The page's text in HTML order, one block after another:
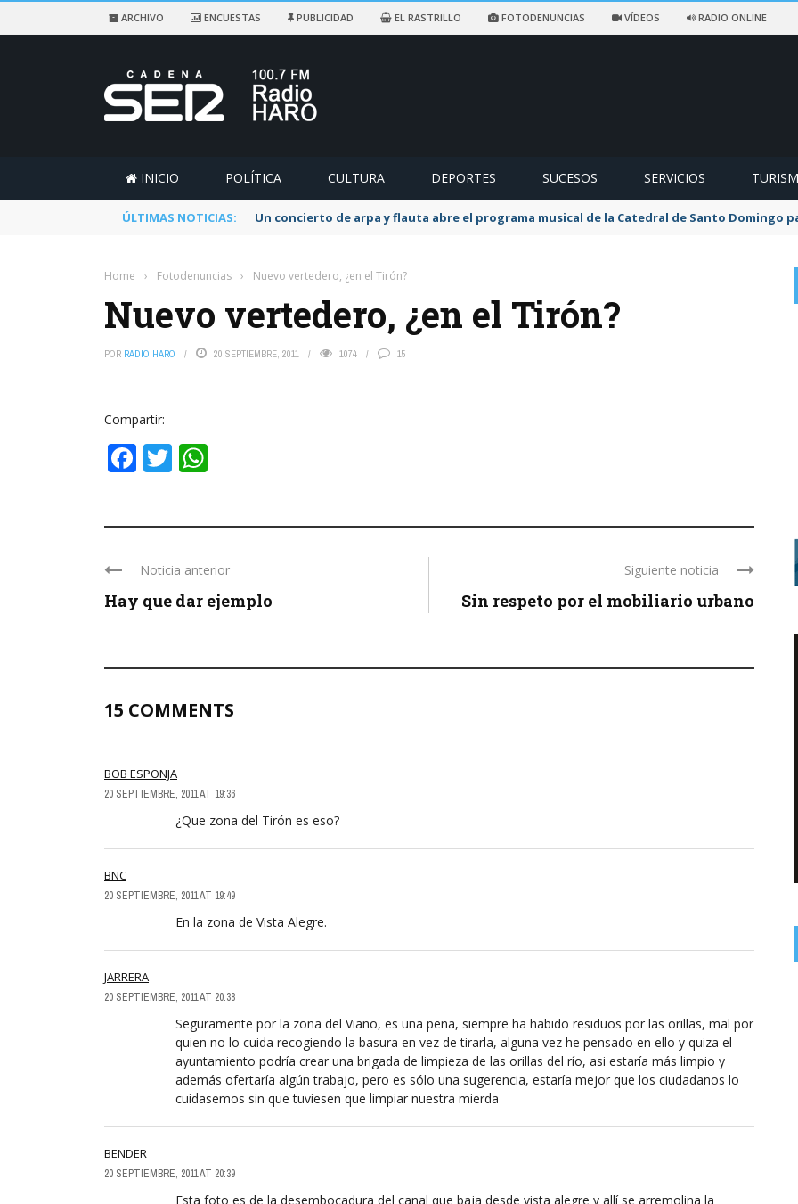
ARCHIVO ENCUESTAS PUBLICIDAD EL RASTRILLO FOTODENUNCIAS VÍDEOS RADIO ONLINE
INICIO POLÍTICA CULTURA DEPORTES SUCESOS SERVICIOS
ÚLTIMAS NOTICIAS: Un concierto de arpa y flauta abre el programa musical de la Catedral de Santo Domingo
Home › Fotodenuncias › Nuevo vertedero, ¿en el Tirón?
Nuevo vertedero, ¿en el Tirón?
POR RADIO HARO 20 SEPTIEMBRE, 2011 1074 15
Compartir:
Facebook
Twitter
Noticia anterior
Hay que dar ejemplo
Siguiente noticia
Sin respeto por el mobiliario urbano
15 COMMENTS
BOB ESPONJA
20 SEPTIEMBRE, 2011 AT 19:36
¿Que zona del Tirón es eso?
BNC
20 SEPTIEMBRE, 2011 AT 19:49
En la zona de Vista Alegre.
JARRERA
20 SEPTIEMBRE, 2011 AT 20:38
Seguramente por la zona del Viano, es una pena, siempre ha habido residuos por las orillas, mal por
quien no lo cuida recogiendo la basura en vez de tirarla, alguna vez he pensado en ello y quiza el
ayuntamiento podría crear una brigada de limpieza de las orillas del río, asi estaría más limpio y
además ofertaría algún trabajo, pero es sólo una sugerencia, estaría mejor que los ciudadanos lo
cuidasemos sin que tuviesen que limpiar nuestra mierda
BENDER
20 SEPTIEMBRE, 2011 AT 20:39
Esta foto es de la desembocadura del canal que baja desde vista alegre y allí se arremolina la